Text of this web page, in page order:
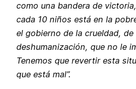
como una bandera de
cada 10 niños está en la
el gobierno de la crueldad, de
deshumanización, que no le
Tenemos que revertir esta
que está mal”.